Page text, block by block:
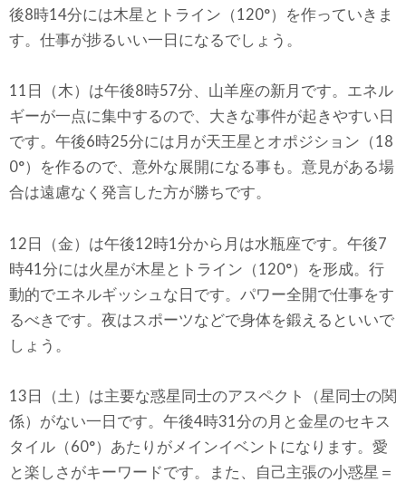
後8時14分には木星とトライン（120°）を作っていきま
す。仕事が捗るいい一日になるでしょう。
11日（木）は午後8時57分、山羊座の新月です。エネル
ギーが一点に集中するので、大きな事件が起きやすい日
です。午後6時25分には月が天王星とオポジション（18
0°）を作るので、意外な展開になる事も。意見がある場
合は遠慮なく発言した方が勝ちです。
12日（金）は午後12時1分から月は水瓶座です。午後7
時41分には火星が木星とトライン（120°）を形成。行
動的でエネルギッシュな日です。パワー全開で仕事をす
るべきです。夜はスポーツなどで身体を鍛えるといいで
しょう。
13日（土）は主要な惑星同士のアスペクト（星同士の関
係）がない一日です。午後4時31分の月と金星のセキス
タイル（60°）あたりがメインイベントになります。愛
と楽しさがキーワードです。また、自己主張の小惑星＝